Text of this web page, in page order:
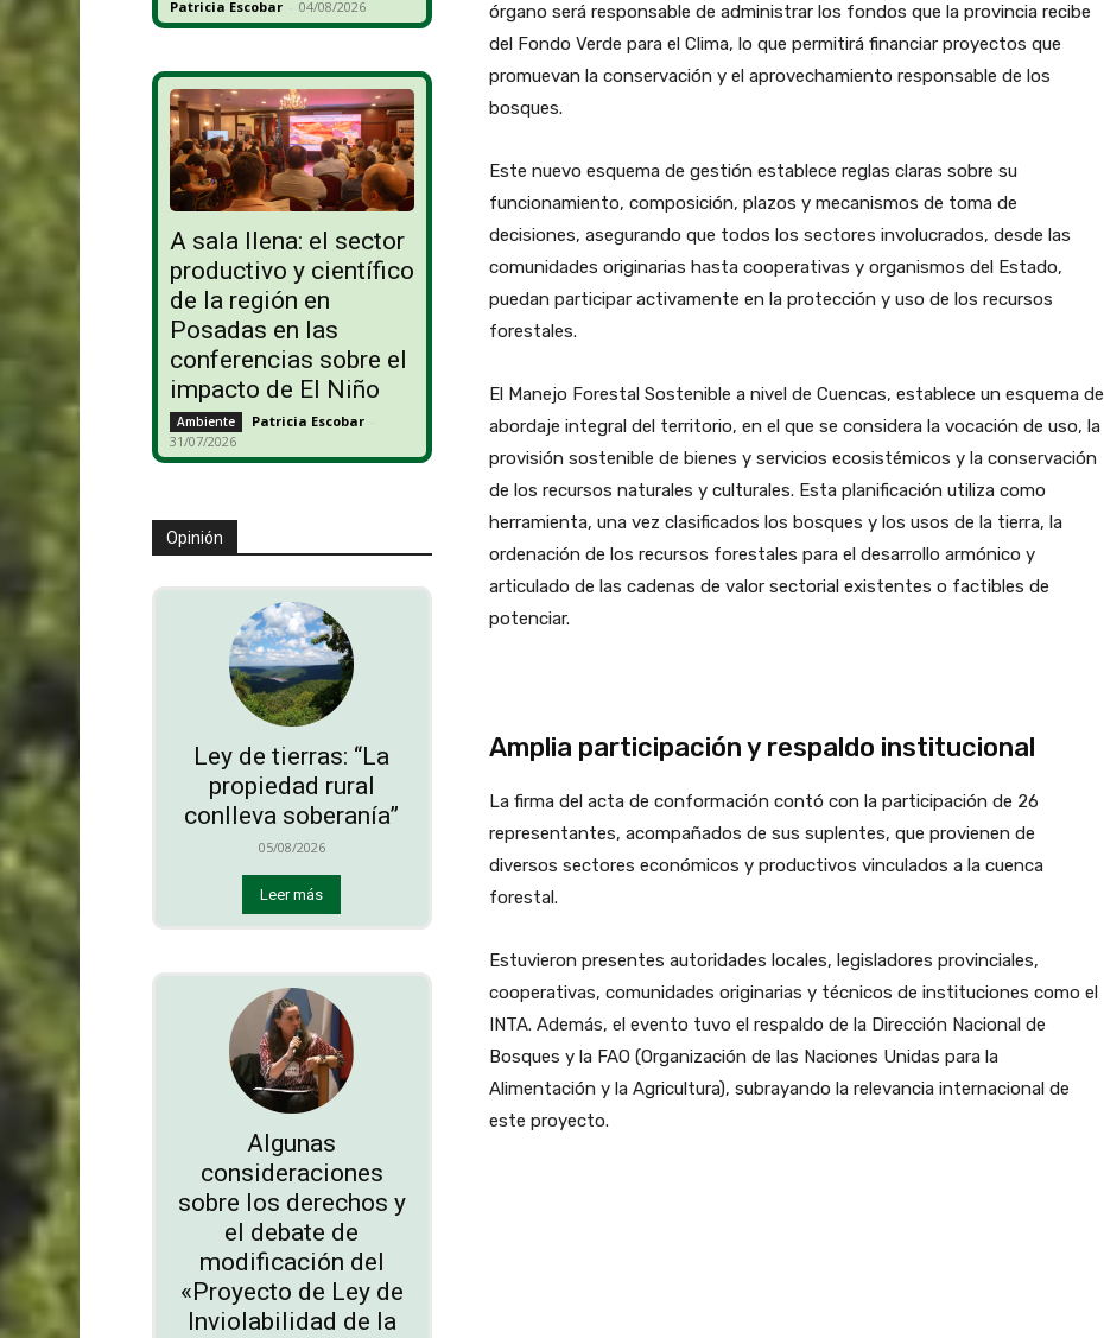
Patricia Escobar - 04/08/2026
A sala llena: el sector
productivo y científico
de la región en
Posadas en las
conferencias sobre el
impacto de El Niño
Ambiente Patricia Escobar -
31/07/2026
Opinión
Ley de tierras: “La
propiedad rural
conlleva soberanía”
05/08/2026
Leer más
Algunas
consideraciones
sobre los derechos y
el debate de
modificación del
«Proyecto de Ley de
Inviolabilidad de la
órgano será responsable de administrar los fondos que la provincia recibe
del Fondo Verde para el Clima, lo que permitirá financiar proyectos que
promuevan la conservación y el aprovechamiento responsable de los
bosques.
Este nuevo esquema de gestión establece reglas claras sobre su
funcionamiento, composición, plazos y mecanismos de toma de
decisiones, asegurando que todos los sectores involucrados, desde las
comunidades originarias hasta cooperativas y organismos del Estado,
puedan participar activamente en la protección y uso de los recursos
forestales.
El Manejo Forestal Sostenible a nivel de Cuencas, establece un esquema de
abordaje integral del territorio, en el que se considera la vocación de uso, la
provisión sostenible de bienes y servicios ecosistémicos y la conservación
de los recursos naturales y culturales. Esta planificación utiliza como
herramienta, una vez clasificados los bosques y los usos de la tierra, la
ordenación de los recursos forestales para el desarrollo armónico y
articulado de las cadenas de valor sectorial existentes o factibles de
potenciar.
Amplia participación y respaldo institucional
La firma del acta de conformación contó con la participación de 26
representantes, acompañados de sus suplentes, que provienen de
diversos sectores económicos y productivos vinculados a la cuenca
forestal.
Estuvieron presentes autoridades locales, legisladores provinciales,
cooperativas, comunidades originarias y técnicos de instituciones como el
INTA. Además, el evento tuvo el respaldo de la Dirección Nacional de
Bosques y la FAO (Organización de las Naciones Unidas para la
Alimentación y la Agricultura), subrayando la relevancia internacional de
este proyecto.